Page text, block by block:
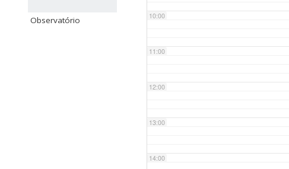
Observatório 10:00
11:00
12:00
13:00
14:00